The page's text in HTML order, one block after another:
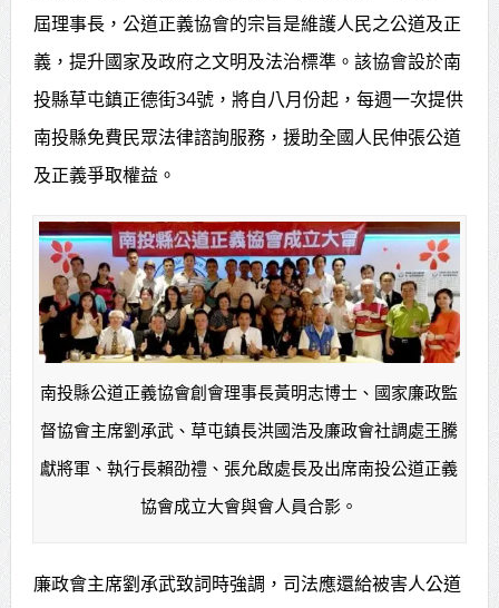
屆理事長，公道正義協會的宗旨是維護人民之公道及正
義，提升國家及政府之文明及法治標準。該協會設於南
投縣草屯鎮正德街34號，將自八月份起，每週一次提供
南投縣免費民眾法律諮詢服務，援助全國人民伸張公道
及正義爭取權益。
南投縣公道正義協會創會理事長黃明志博士、國家廉政監
督協會主席劉承武、草屯鎮長洪國浩及廉政會社調處王騰
獻將軍、執行長賴劭禮、張允啟處長及出席南投公道正義
協會成立大會與會人員合影。
廉政會主席劉承武致詞時強調，司法應還給被害人公道